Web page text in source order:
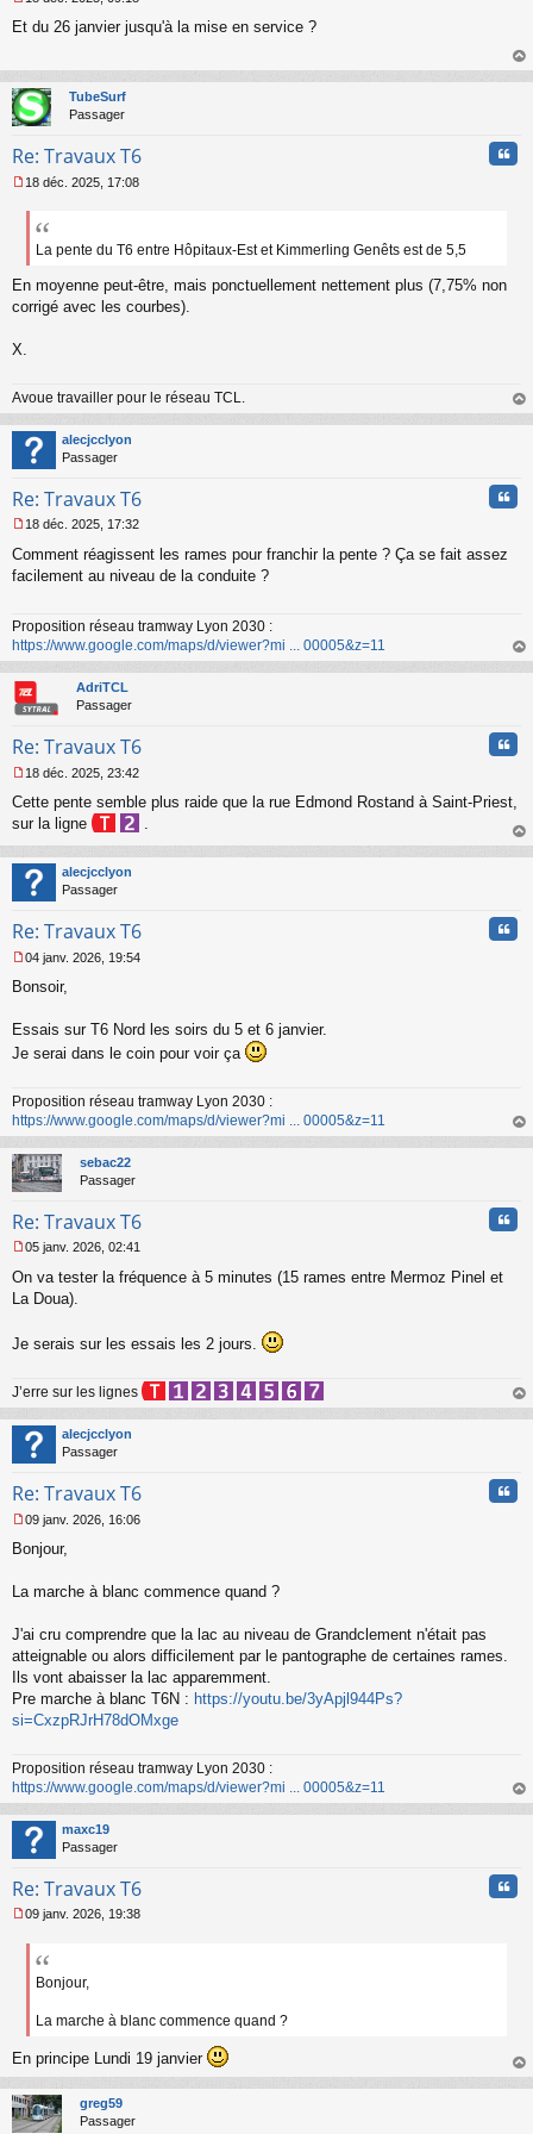
e
a
g
e
o
l
Et du 26 janvier jusqu'à la mise en service ?
au
TubeSurf
Passager
Re: Travaux T6
e
a
g
e
n
u
18 déc. 2025, 17:08
La pente du T6 entre Hôpitaux-Est et Kimmerling Genêts est de 5,5
En moyenne peut-être, mais ponctuellement nettement plus (7,75% non
corrigé avec les courbes).
X.
Avoue travailler pour le réseau TCL.
au
alecjcclyon
Passager
Re: Travaux T6
e
s
g
e
n
o
n
l
18 déc. 2025, 17:32
Comment réagissent les rames pour franchir la pente ? Ça se fait assez
facilement au niveau de la conduite ?
Proposition réseau tramway Lyon 2030 :
https://www.google.com/maps/d/viewer?mi ... 00005&z=11
au
AdriTCL
Passager
Re: Travaux T6
e
s
a
g
e
o
l
u
18 déc. 2025, 23:42
Cette pente semble plus raide que la rue Edmond Rostand à Saint-Priest,
sur la ligne
.
au
alecjcclyon
Passager
Re: Travaux T6
e
s
g
n
o
n
l
u
04 janv. 2026, 19:54
Bonsoir,
Essais sur T6 Nord les soirs du 5 et 6 janvier.
Je serai dans le coin pour voir ça
Proposition réseau tramway Lyon 2030 :
https://www.google.com/maps/d/viewer?mi ... 00005&z=11
au
sebac22
Passager
Re: Travaux T6
e
s
g
n
n
l
u
05 janv. 2026, 02:41
On va tester la fréquence à 5 minutes (15 rames entre Mermoz Pinel et
La Doua).
Je serais sur les essais les 2 jours.
J’erre sur les lignes
au
alecjcclyon
Passager
Re: Travaux T6
e
s
e
n
o
n
09 janv. 2026, 16:06
Bonjour,
La marche à blanc commence quand ?
J'ai cru comprendre que la lac au niveau de Grandclement n'était pas
atteignable ou alors difficilement par le pantographe de certaines rames.
Ils vont abaisser la lac apparemment.
Pre marche à blanc T6N : https://youtu.be/3yApjl944Ps?
si=CxzpRJrH78dOMxge
Proposition réseau tramway Lyon 2030 :
https://www.google.com/maps/d/viewer?mi ... 00005&z=11
au
maxc19
Passager
Re: Travaux T6
e
e
n
l
u
09 janv. 2026, 19:38
Bonjour,
La marche à blanc commence quand ?
En principe Lundi 19 janvier
au
greg59
Passager